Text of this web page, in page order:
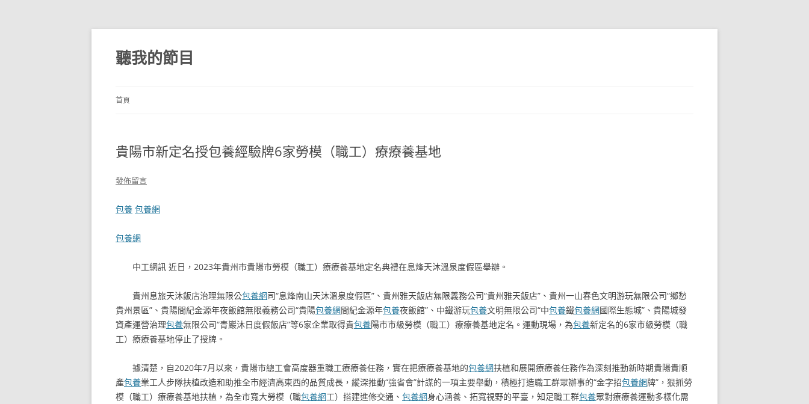
跳
主
要
內
聽我的節目
首頁
貴陽市新定名授包養經驗牌6家勞模（職工）療療養基地
發佈留言
包養 包養網
包養網
中工網訊 近日 ，2023年貴州市貴陽市勞模（職工）療療養基地定名典禮在息烽天沐溫泉度假區舉辦。
貴州息旅天沐飯店治理無限公包養網司“息烽南山天沐溫泉度假區”、貴州雅天飯店無限義務公司“貴州雅天飯店”、貴州一山春色文明游玩無限公司“鄉愁
貴州景區”、貴陽間紀金源年夜飯館無限義務公司“貴陽包養網間紀金源年包養夜飯館”、中鐵游玩包養文明無限公司“中包養鐵包養網國際生態城”、貴陽城發
資產運營治理包養無限公司“青巖沐日度假飯店”等6家企業取得貴包養陽市市級勞模（職工）療療養基地定名。運動現場，為包養新定名的6家市級勞模（職
工）療療養基地停止了授牌。
據清楚，自2020年7月以來，貴陽市總工會高度器重職工療療養任務，實在把療療養基地的包養網扶植和展開療療養任務作為深刻推動新時期貴陽貴順
產包養業工人步隊扶植改造和助推全市經濟高東西的品質成長，縱深推動“強省會”計謀的一項主要舉動，積極打造職工群眾辦事的“金字招包養網牌”，狠抓勞
模（職工）療療養基地扶植，為全市寬大勞模（職包養網工）搭建進修交通、 包養網身心涵養、拓寬視野的平臺，知足職工群包養眾對療療養運動多樣化需